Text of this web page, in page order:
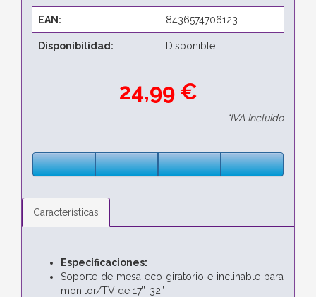
EAN: 8436574706123
Disponibilidad: Disponible
24,99 €
*IVA Incluido
Características
Especificaciones:
Soporte de mesa eco giratorio e inclinable para
monitor/TV de 17”-32”